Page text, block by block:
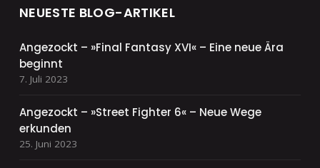
NEUESTE BLOG-ARTIKEL
Angezockt – »Final Fantasy XVI« – Eine neue Ära
beginnt
7. Juli 2023
Angezockt – »Street Fighter 6« – Neue Wege
erkunden
25. Juni 2023